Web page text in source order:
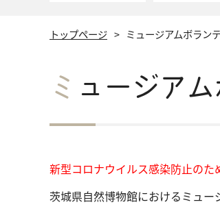
トップページ ミュージアムボラン
ミュージア
新型コロナウイルス感染防止のた
茨城県自然博物館におけるミュー